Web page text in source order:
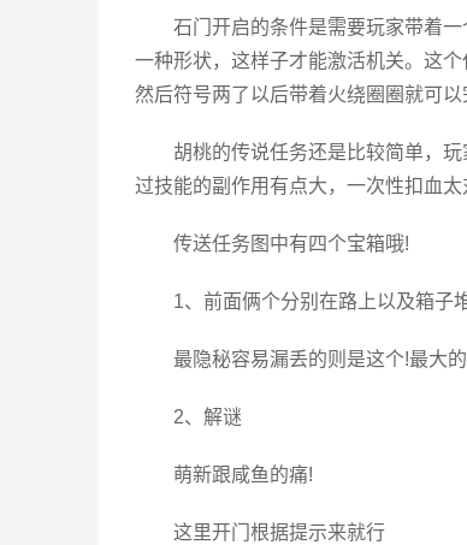
石门开启的条件是需要玩家带着
一种形状，这样子才能激活机关。这
然后符号两了以后带着火绕圈圈就可以
胡桃的传说任务还是比较简单，
过技能的副作用有点大，一次性扣血
传送任务图中有四个宝箱哦!
1、前面俩个分别在路上以及箱子
最隐秘容易漏丢的则是这个!最大
2、解谜
萌新跟咸鱼的痛!
这里开门根据提示来就行